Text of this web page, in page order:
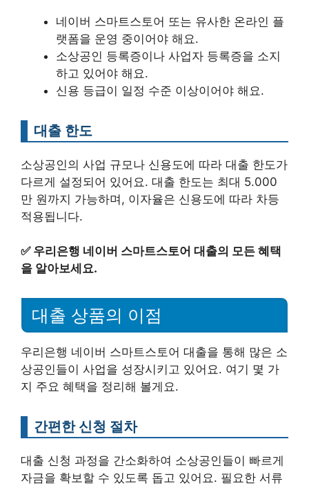
네이버 스마트스토어 또는 유사한 온라인 플
랫폼을 운영 중이어야 해요.
소상공인 등록증이나 사업자 등록증을 소지
하고 있어야 해요.
신용 등급이 일정 수준 이상이어야 해요.
대출 한도
소상공인의 사업 규모나 신용도에 따라 대출 한도가
다르게 설정되어 있어요. 대출 한도는 최대 5.000
만 원까지 가능하며, 이자율은 신용도에 따라 차등
적용됩니다.
✅ 우리은행 네이버 스마트스토어 대출의 모든 혜택
을 알아보세요.
대출 상품의 이점
우리은행 네이버 스마트스토어 대출을 통해 많은 소
상공인들이 사업을 성장시키고 있어요. 여기 몇 가
지 주요 혜택을 정리해 볼게요.
간편한 신청 절차
대출 신청 과정을 간소화하여 소상공인들이 빠르게
자금을 확보할 수 있도록 돕고 있어요. 필요한 서류